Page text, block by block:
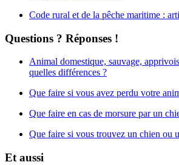
Code rural et de la pêche maritime :
Questions ? Réponses !
Animal domestique, sauvage,
quelles différences ?
Que faire si vous avez perdu votre
Que faire en cas de morsure par un
Que faire si vous trouvez un chien ou
Et aussi